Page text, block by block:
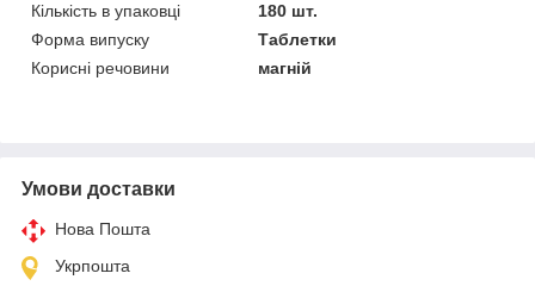
Кількість в упаковці
180 шт.
Форма випуску
Таблетки
Корисні речовини
магній
Умови доставки
Нова Пошта
Укрпошта